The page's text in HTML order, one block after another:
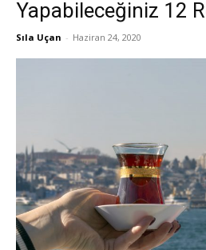
Yapabileceğiniz 12
Sıla Uçan - Haziran 24, 2020